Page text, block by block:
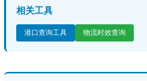
相关工具
港口查询工具 物流时效查询